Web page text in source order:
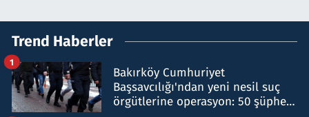
Trend Haberler
Bakırköy Cumhuriyet
Başsavcılığı'ndan yeni nesil suç
örgütlerine operasyon: 50 şüpheli
1